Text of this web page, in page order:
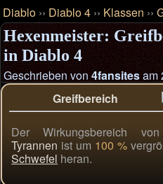
Diablo ›› Diablo 4 ›› Klassen ››
Hexenmeister:
in Diablo 4
Geschrieben von4fansitesam
Greifbereich
Der Wirkungsbereich
Tyrannen ist um 100 %
Schwefel heran.